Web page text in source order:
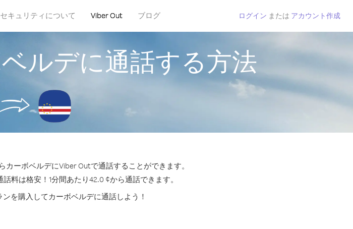
セキュリティについて Viber Out ブログ ログイン または アカウント作成
ルデに通話する方法
ーボベルデにViber Outで通話することができます。
料は格安！1分間あたり42.0 ¢から通話できます。
を購入してカーボベルデに通話しよう！